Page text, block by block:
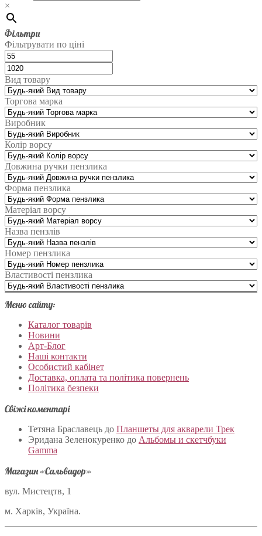
×
Фільтри
Фільтрувати по ціні
Вид товару
Торгова марка
Виробник
Колір ворсу
Довжина ручки пензлика
Форма пензлика
Матеріал ворсу
Назва пензлів
Номер пензлика
Властивості пензлика
Меню сайту:
Каталог товарів
Новини
Арт-Блог
Наші контакти
Особистий кабінет
Доставка, оплата та політика повернень
Політика безпеки
Свіжі коментарі
Тетяна Браславець до Планшеты для акварели Трек
Эридана Зеленокуренко до Альбомы и скетчбуки
Gamma
Магазин «Сальвадор»
вул. Мистецтв, 1
м. Харків, Україна.